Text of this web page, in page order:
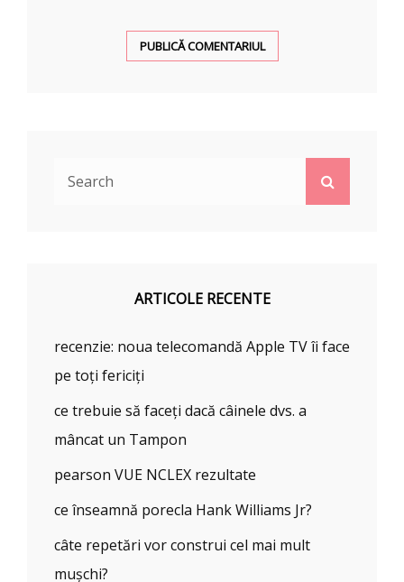
ARTICOLE RECENTE
recenzie: noua telecomandă Apple TV îi face
pe toți fericiți
ce trebuie să faceți dacă câinele dvs. a
mâncat un Tampon
pearson VUE NCLEX rezultate
ce înseamnă porecla Hank Williams Jr?
câte repetări vor construi cel mai mult
mușchi?